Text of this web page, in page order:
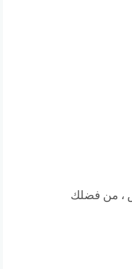
، من فضلك